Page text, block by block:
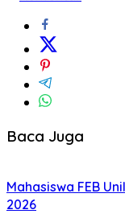
Baca Juga
Mahasiswa FEB
2026